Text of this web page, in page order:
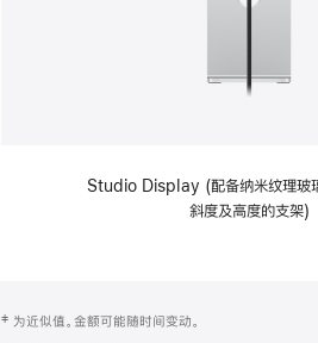
Studio Display (配备纳米纹理玻
斜度及高度的支架)
注
‡ 为近似值。金额可能随时间变动。